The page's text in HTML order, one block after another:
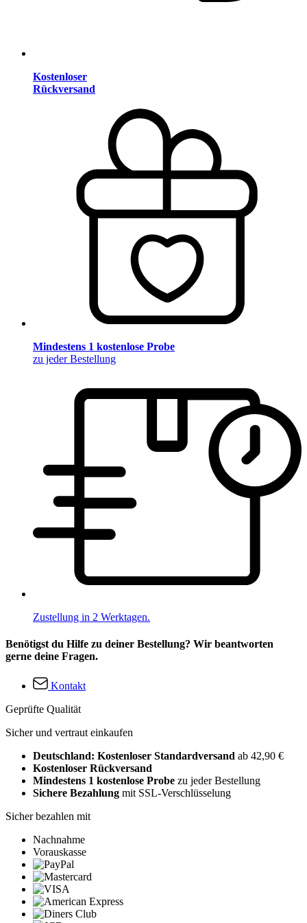
Kostenloser
Rückversand
Mindestens 1 kostenlose Probe
zu jeder Bestellung
Zustellung in 2 Werktagen.
Benötigst du Hilfe zu deiner Bestellung? Wir beantworten
gerne deine Fragen.
Kontakt
Geprüfte Qualität
Sicher und vertraut einkaufen
Deutschland: Kostenloser Standardversand ab 42,90 €
Kostenloser Rückversand
Mindestens 1 kostenlose Probe zu jeder Bestellung
Sichere Bezahlung mit SSL-Verschlüsselung
Sicher bezahlen mit
Nachnahme
Vorauskasse